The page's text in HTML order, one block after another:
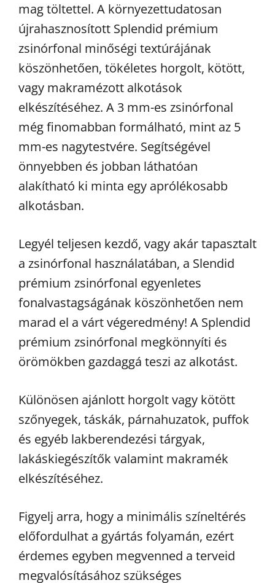
mag töltettel. A környezettudatosan
újrahasznosított Splendid prémium
zsinórfonal minőségi textúrájának
köszönhetően, tökéletes horgolt, kötött,
vagy makramézott alkotások
elkészítéséhez. A 3 mm-es zsinórfonal
még finomabban formálható, mint az 5
mm-es nagytestvére. Segítségével
önnyebben és jobban láthatóan
alakítható ki minta egy aprólékosabb
alkotásban.
Legyél teljesen kezdő, vagy akár tapasztalt
a zsinórfonal használatában, a Slendid
prémium zsinórfonal egyenletes
fonalvastagságának köszönhetően nem
marad el a várt végeredmény! A Splendid
prémium zsinórfonal megkönnyíti és
örömökben gazdaggá teszi az alkotást.
Különösen ajánlott horgolt vagy kötött
szőnyegek, táskák, párnahuzatok, puffok
és egyéb lakberendezési tárgyak,
lakáskiegészítők valamint makramék
elkészítéséhez.
Figyelj arra, hogy a minimális színeltérés
előfordulhat a gyártás folyamán, ezért
érdemes egyben megvenned a terveid
megvalósításához szükséges